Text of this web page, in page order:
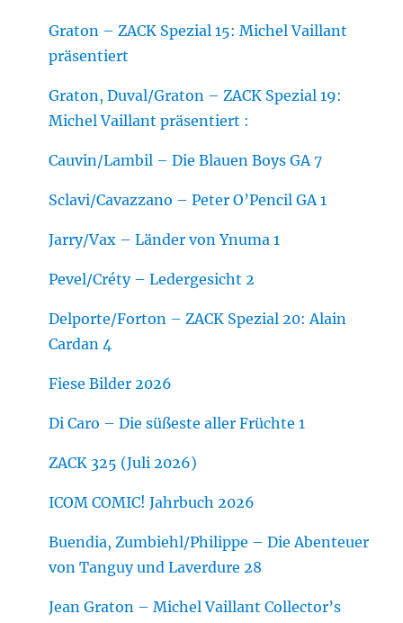
Graton – ZACK Spezial 15: Michel Vaillant
präsentiert
Graton, Duval/Graton – ZACK Spezial 19:
Michel Vaillant präsentiert :
Cauvin/Lambil – Die Blauen Boys GA 7
Sclavi/Cavazzano – Peter O’Pencil GA 1
Jarry/Vax – Länder von Ynuma 1
Pevel/Créty – Ledergesicht 2
Delporte/Forton – ZACK Spezial 20: Alain
Cardan 4
Fiese Bilder 2026
Di Caro – Die süßeste aller Früchte 1
ZACK 325 (Juli 2026)
ICOM COMIC! Jahrbuch 2026
Buendia, Zumbiehl/Philippe – Die Abenteuer
von Tanguy und Laverdure 28
Jean Graton – Michel Vaillant Collector’s